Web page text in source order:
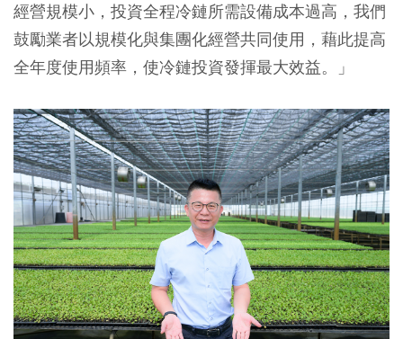
經營規模小，投資全程冷鏈所需設備成本過高，我們
鼓勵業者以規模化與集團化經營共同使用，藉此提高
全年度使用頻率，使冷鏈投資發揮最大效益。」